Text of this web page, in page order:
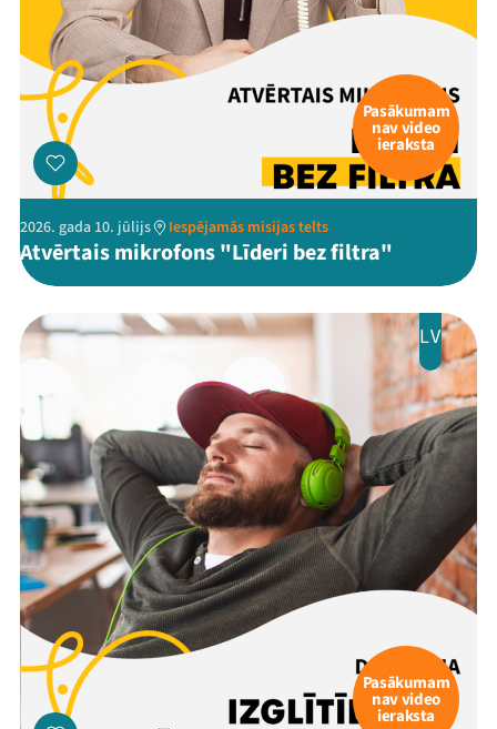
Pasākumam
nav video
ieraksta
2026. gada 10. jūlijs Iespējamās misijas telts
Atvērtais mikrofons "Līderi bez filtra"
LV
Pasākumam
nav video
ieraksta